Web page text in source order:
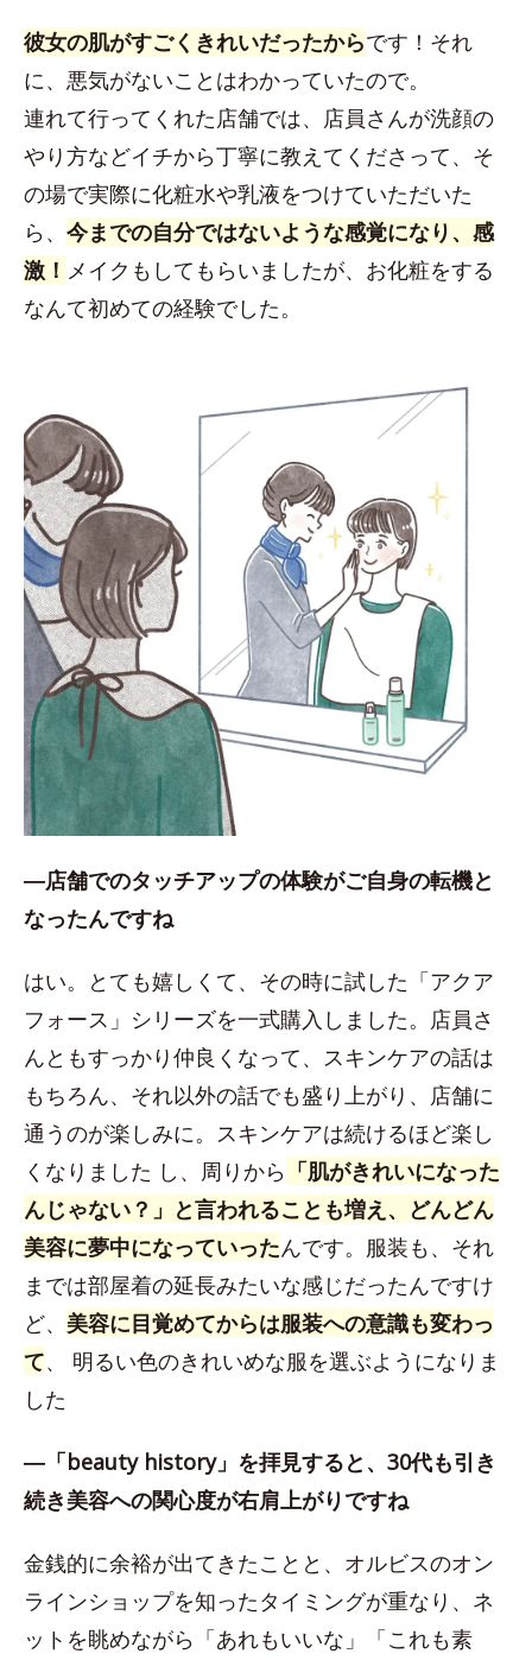
彼女の肌がすごくきれいだったからです！それ
に、悪気がないことはわかっていたので。
連れて行ってくれた店舗では、店員さんが洗顔の
やり方などイチから丁寧に教えてくださって、そ
の場で実際に化粧水や乳液をつけていただいた
ら、 今までの自分ではないような感覚になり、感
激！ メイクもしてもらいましたが、お化粧をする
なんて初めての経験でした。
―店舗でのタッチアップの体験がご自身の転機と
なったんですね
はい。とても嬉しくて、その時に試した「アクア
フォース」シリーズを一式購入しました。店員さ
んともすっかり仲良くなって、スキンケアの話は
もちろん、それ以外の話でも盛り上がり、店舗に
通うのが楽しみに。スキンケアは続けるほど楽し
くなりました し、周りから 「肌がきれいになった
んじゃない？」と言われることも増え、どんどん
美容に夢中になっていったんです。服装も、それ
までは部屋着の延長みたいな感じだったんですけ
ど、 美容に目覚めてからは服装への意識も変わっ
て、 明るい色のきれいめな服を選ぶようになりま
した
―「beauty history」を拝見すると、30代も引き
続き美容への関心度が右肩上がりですね
金銭的に余裕が出てきたことと、オルビスのオン
ラインショップを知ったタイミングが重なり、ネ
ットを眺めながら「あれもいいな」「これも素